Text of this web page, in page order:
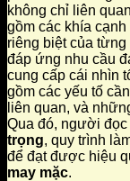
không chỉ liên
gồm các khía
riêng biệt của
đáp ứng nhu cầu
cung cấp cái nhìn
gồm các yếu tố
liên quan, và
Qua đó, người
trọng, quy trình
để đạt được hiệu
may mặc.